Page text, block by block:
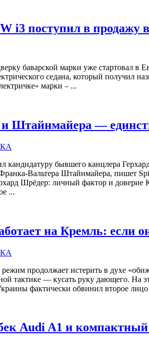
i3 поступил в продажу
баварской марки уже стартовал
седана, который получил
марки – ...
Штайнмайера —
бывшего канцлера
Вальтера Штайнмайера, пишет
Шрёдер: личный фактор и
...
на Кремль: если
продолжает истерить в духе
тактике — кусать руку дающего. На
фактически обвинил второе
Audi A1 и компактный